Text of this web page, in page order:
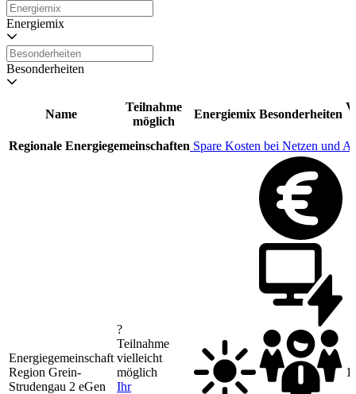
Energiemix
Besonderheiten
Name
Teilnahme
möglich
Energiemix Besonderheiten
Regionale Energiegemeinschaften Spare Kosten bei Netzen und
Energiegemeinschaft
Region Grein-
Strudengau 2 eGen
?
Teilnahme
vielleicht
möglich
Ihr